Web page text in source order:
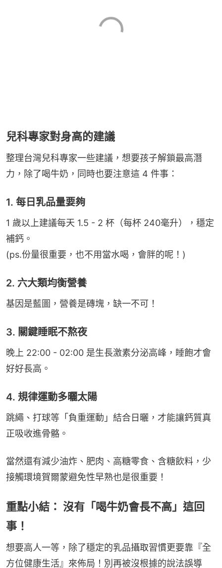
兒科專家對身高的建議
整理台灣兒科專家一些建議，想要孩子解鎖最高潛
力，除了喝牛奶，同時也要注意這 4 件事：
1. 每日乳品量要夠
1 歲以上建議每天 1.5 - 2 杯（每杯 240毫升），穩定
補鈣。
(ps.份量很重要，也不用當水喝，會胖的呢！)
2. 六大類均衡營養
基因是藍圖，營養是磚塊，缺一不可！
3. 關鍵睡眠不熬夜
晚上 22:00 - 02:00 是生長激素分泌高峰，睡飽才會
好好長高。
4. 規律運動多曬太陽
跳繩、打球等「負重運動」結合日曬，才能讓鈣質真
正吸收進骨骼。
當然還有減少油炸、肥肉、高糖零食、含糖飲料，少
接觸環境賀爾蒙避免性早熟也是很重要！
重點小結： 沒有「喝牛奶會長不高」這回
事！
想要高人一等，除了穩定的乳品攝取習慣更要靠『全
方位健康生活』來佈局！別再被沒根據的說法誤導